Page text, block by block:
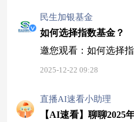
长量化与基本面结合
了芯片行业的高附加
黄金作为避险资产的
关注专精特新领域，
民生加银基金
如何选择指数基金？
邀您观看：如何选择
2025-12-22 09:28
直播AI速看小助理
【AI速看】聊聊2025